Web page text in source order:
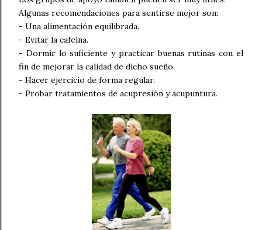
Algunas recomendaciones para sentirse mejor son:
- Una alimentación equilibrada.
- Evitar la cafeína.
- Dormir lo suficiente y practicar buenas rutinas con el
fin de mejorar la calidad de dicho sueño.
- Hacer ejercicio de forma regular.
- Probar tratamientos de acupresión y acupuntura.